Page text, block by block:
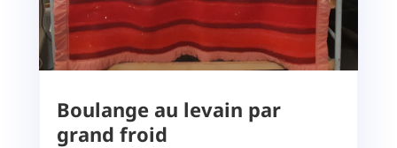
Boulange au levain par
grand froid